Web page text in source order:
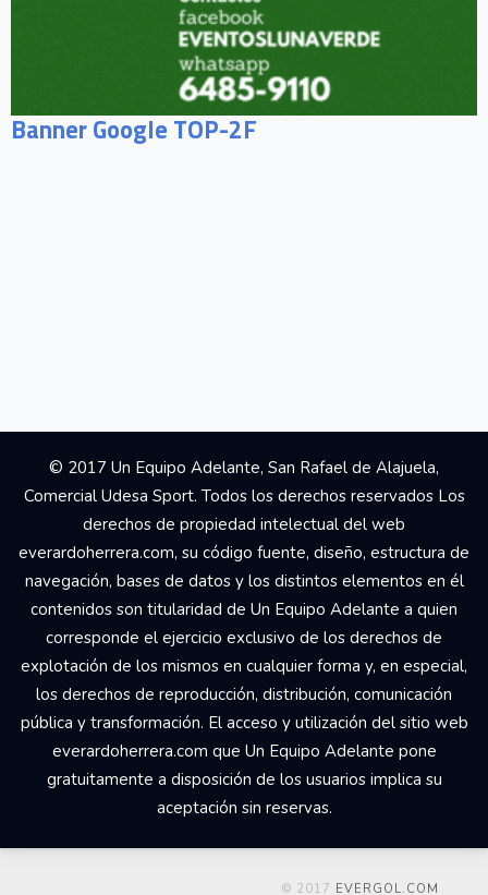
Banner Google TOP-2F
© 2017 Un Equipo Adelante, San Rafael de Alajuela,
Comercial Udesa Sport. Todos los derechos reservados Los
derechos de propiedad intelectual del web
everardoherrera.com, su código fuente, diseño, estructura de
navegación, bases de datos y los distintos elementos en él
contenidos son titularidad de Un Equipo Adelante a quien
corresponde el ejercicio exclusivo de los derechos de
explotación de los mismos en cualquier forma y, en especial,
los derechos de reproducción, distribución, comunicación
pública y transformación. El acceso y utilización del sitio web
everardoherrera.com que Un Equipo Adelante pone
gratuitamente a disposición de los usuarios implica su
aceptación sin reservas.
© 2017 EVERGOL.COM